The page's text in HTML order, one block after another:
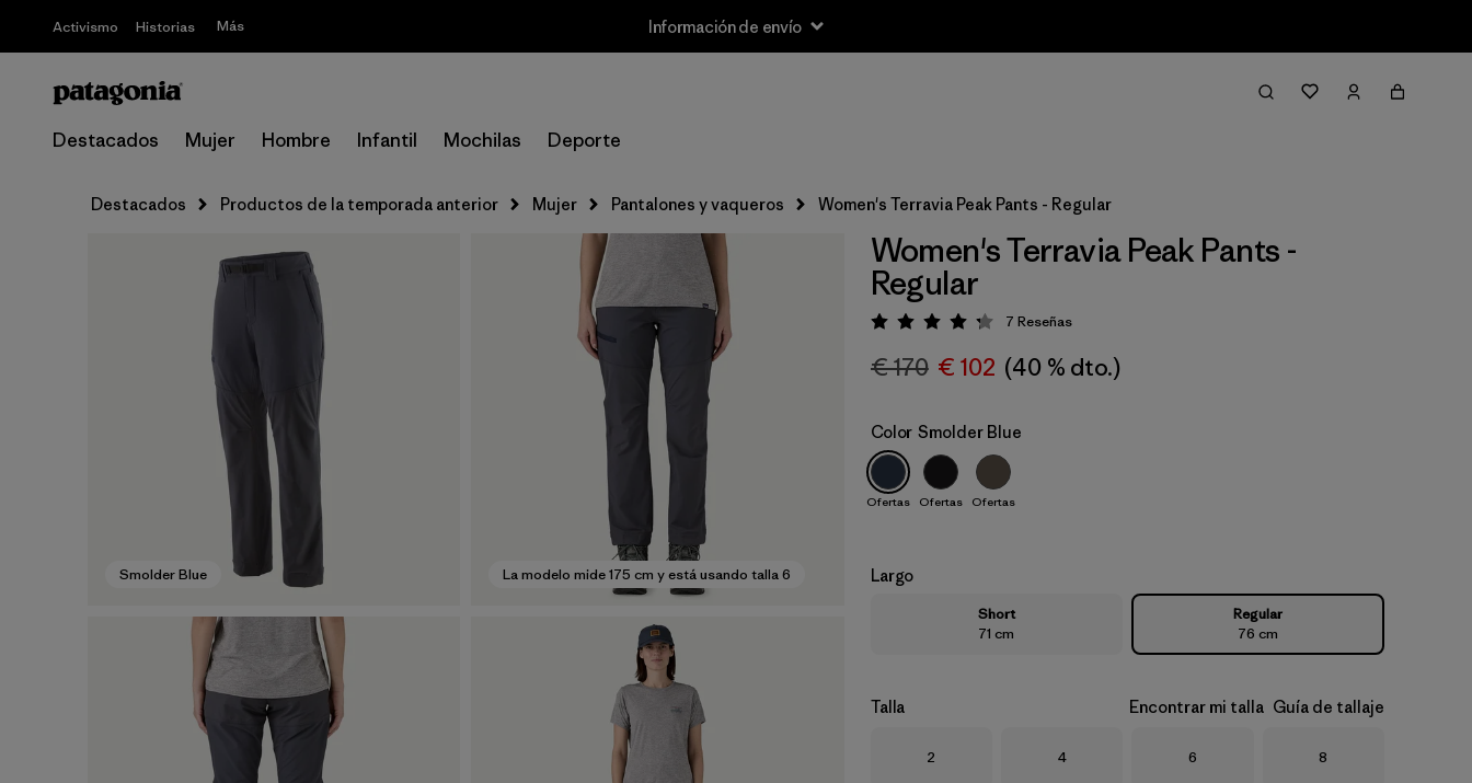
Activismo Historias Más Información de envío
Destacados Mujer Hombre Infantil Mochilas Deporte
Destacados Productos de la temporada anterior Mujer Pantalones y vaqueros Women's Terravia Peak Pants - Regular
Smolder Blue La modelo mide 175 cm y está usando talla 6
Women's Terravia Peak Pants -
Regular
Puntuación: 4.3 / 5
7 Reseñas
€ 170 € 102 (40 % dto.)
Color Smolder Blue
Ofertas Ofertas Ofertas
Largo
Short
71 cm
Regular
76 cm
Talla Encontrar mi talla Guía de tallaje
Talla
2 Talla
4 Talla
6 Talla
8